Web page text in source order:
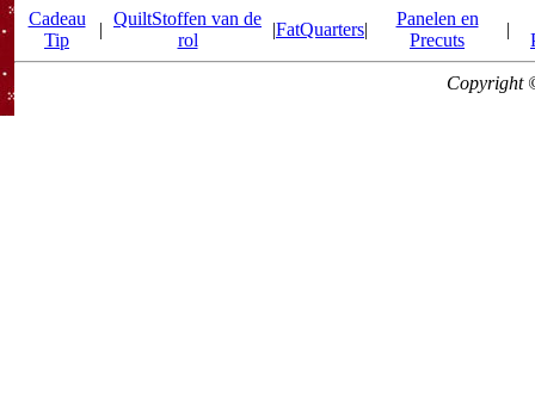
Cadeau
Tip
|
QuiltStoffen van de
rol
|FatQuarters|
Panelen en
Precuts
|
Copyright